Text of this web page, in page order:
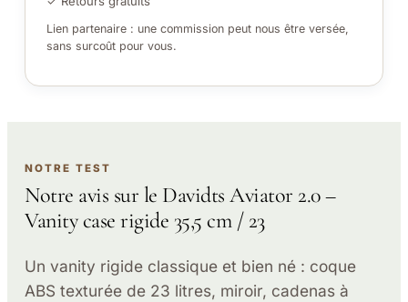
Lien partenaire : une commission peut nous être versée,
sans surcoût pour vous.
NOTRE TEST
Notre avis sur le Davidts Aviator 2.0 –
Vanity case rigide 35,5 cm / 23
Un vanity rigide classique et bien né : coque
ABS texturée de 23 litres, miroir, cadenas à